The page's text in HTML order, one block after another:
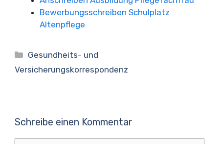
Bewerbungsschreiben Schulplatz
Altenpflege
Kategorien
Gesundheits- und
Versicherungskorrespondenz
Schreibe einen Kommentar